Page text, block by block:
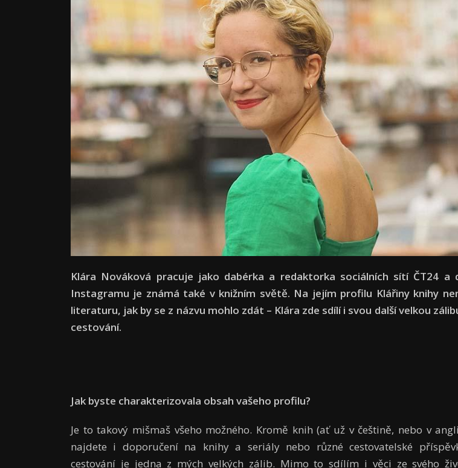
Klára Nováková pracuje jako dabérka a redaktorka sociálních sítí ČT24 a
Instagramu je známá také v knižním světě. Na jejím profilu Klářiny knihy
literaturu, jak by se z názvu mohlo zdát – Klára zde sdílí i svou další velkou
cestování.
Jak byste charakterizovala obsah vašeho profilu?
Je to takový mišmaš všeho možného. Kromě knih (ať už v češtině, nebo v
najdete i doporučení na knihy a seriály nebo různé cestovatelské
cestování je jedna z mých velkých zálib. Mimo to sdílím i věci ze svého